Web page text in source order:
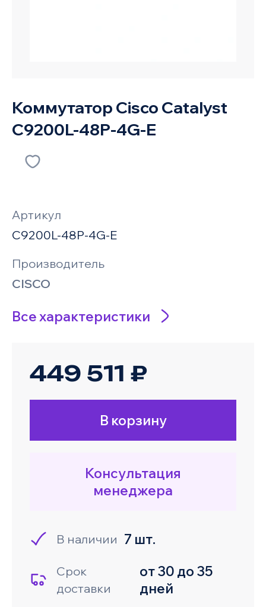
Коммутатор Cisco Catalyst
C9200L-48P-4G-E
Артикул
C9200L-48P-4G-E
Производитель
CISCO
Все характеристики
449 511 ₽
В корзину
Консультация
менеджера
В наличии 7 шт.
Срок
доставки
от 30 до 35
дней